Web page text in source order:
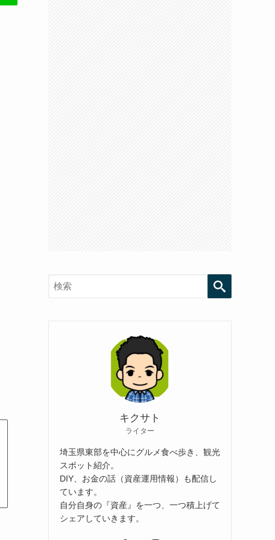
キクサト
ライター
埼玉県東部を中心にグルメ食べ歩き、観光
スポット紹介。
DIY、お金の話（資産運用情報）も配信し
ています。
自分自身の『資産』を一つ、一つ積上げて
シェアしていきます。